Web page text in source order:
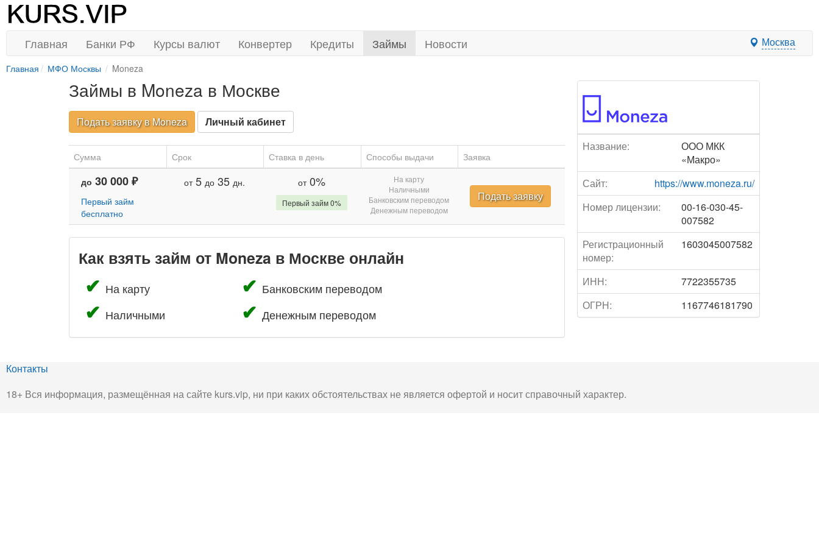
Главная Банки РФ Курсы валют Конвертер Кредиты Займы Новости Москва
Главная МФО Москвы Moneza
Займы в Moneza в Москве
Подать заявку в Moneza Личный кабинет
Сумма Срок Ставка в день Способы выдачи Заявка
до 30 000 ₽
Первый займ
бесплатно
от 5 до 35 дн. от0%
Первый займ 0%
На карту
Наличными
Банковским переводом
Денежным переводом
Подать заявку
Как взять займ от Moneza в Москве онлайн
На карту
Наличными
Банковским переводом
Денежным переводом
Название:
ООО МКК
«Макро»
Сайт:
https://www.moneza.ru/
Номер лицензии:
00-16-030-45-
007582
Регистрационный
номер:
1603045007582
ИНН:
7722355735
ОГРН:
1167746181790
Контакты
18+ Вся информация, размещённая на сайте kurs.vip, ни при каких обстоятельствах не является офертой и носит справочный характер.